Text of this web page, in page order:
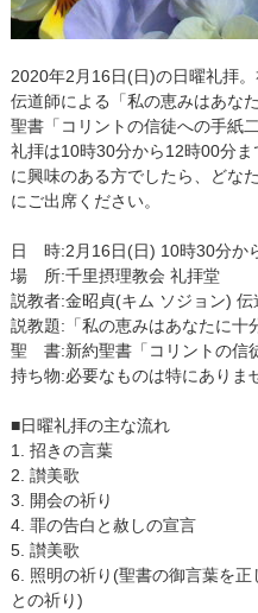
2020年2月16日(日)の日曜礼拝
伝道師による「私の恵みはあな
聖書「コリントの信徒への手紙
礼拝は10時30分から12時00分
に興味のある方でしたら、どな
にご出席ください。
日 時:2月16日(日) 10時30分か
場 所:千里摂理教会 礼拝堂
説教者:金昭貞(キム ソジョン) 伝
説教題:「私の恵みはあなたに十
聖 書:新約聖書「コリントの信
持ち物:必要なものは特にありま
■日曜礼拝の主な流れ
1. 招きの言葉
2. 讃美歌
3. 開会の祈り
4. 罪の告白と赦しの宣言
5. 讃美歌
6. 照明の祈り(聖書の御言葉を
との祈り)